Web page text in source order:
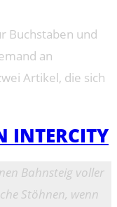
Buchstaben und
an
Artikel, die sich
INTERCITY
Bahnsteig voller
Stöhnen, wenn